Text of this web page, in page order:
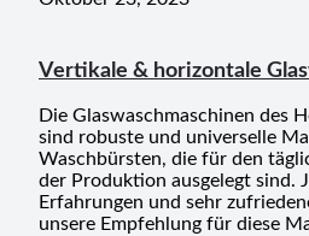
Vertikale & horizontale
Die Glaswaschmaschinen des
sind robuste und universelle
Waschbürsten, die für den
der Produktion ausgelegt sind.
Erfahrungen und sehr
unsere Empfehlung für diese